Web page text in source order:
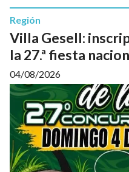
Villa Gesell:
la 27.ª fiesta
Región
04/08/2026